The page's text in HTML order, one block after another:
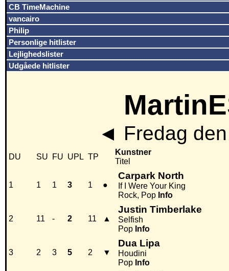
CB TimeMachine
vancairo
Philip
Personlige hitlister
Lejlighedslister
Udgåede hitlister
◄ Fredag
DU SU FU UPL TP
Kunstner
Titel
1 1 1 3 1 ●
Carpark North
If I Were Your King
Rock, Pop Info
2 11 - 2 11 ▲
Justin Timberlake
Selfish
Pop Info
3 2 3 5 2 ▼
Dua Lipa
Houdini
Pop Info